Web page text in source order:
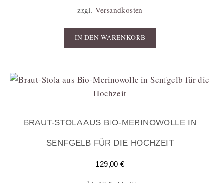
zzgl. Versandkosten
IN DEN WARENKORB
BRAUT-STOLA AUS BIO-MERINOWOLLE IN
SENFGELB FÜR DIE HOCHZEIT
129,00€